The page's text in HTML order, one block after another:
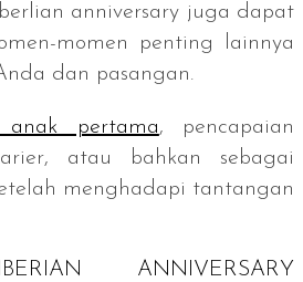
anniversary juga dapat
momen penting lainnya
dan pasangan.
anak pertama, pencapaian
atau bahkan sebagai
menghadapi tantangan
ANNIVERSARY